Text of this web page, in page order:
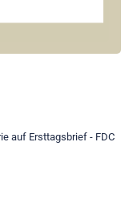
auf Ersttagsbrief - FDC